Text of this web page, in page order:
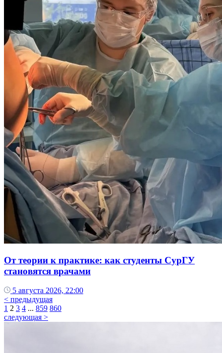
От теории к практике: как студенты СурГУ
становятся врачами
5 августа 2026, 22:00
< предыдущая
1 2 3 4 ... 859 860
следующая >